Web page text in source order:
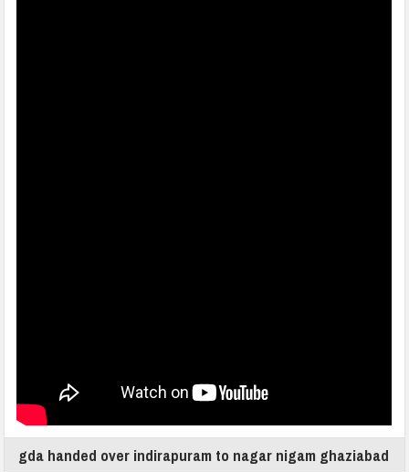
gda handed over indirapuram to nagar nigam ghaziabad